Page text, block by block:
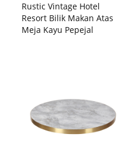
Rustic Vintage Hotel
Resort Bilik Makan Atas
Meja Kayu Pepejal